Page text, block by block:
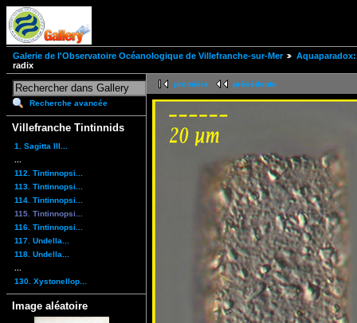
Galerie de l'Observatoire Océanologique de Villefranche-sur-Mer
radix
Recherche avancée
Villefranche Tintinnids
1. Sagitta III...
112. Tintinnopsi...
113. Tintinnopsi...
114. Tintinnopsi...
115. Tintinnopsi...
116. Tintinnopsi...
117. Undella...
118. Undella...
130. Xystonellop...
Image aléatoire
première précédente